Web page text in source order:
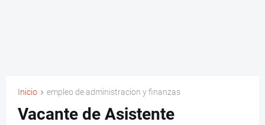
Inicio empleo de administracion y finanzas
Vacante de Asistente